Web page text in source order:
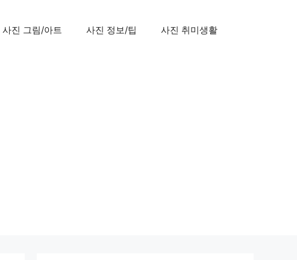
사진 그림/아트 사진 정보/팁 사진 취미생활